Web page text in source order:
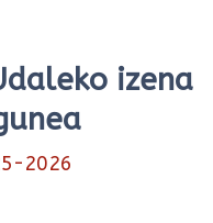
izena
2026